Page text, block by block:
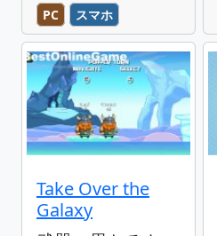
PC スマホ
Take Over the
Galaxy